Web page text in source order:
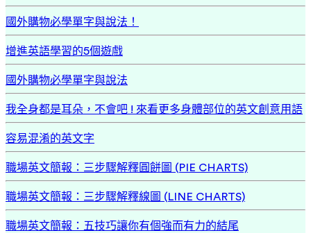
國外購物必學單字與說法！
增進英語學習的5個遊戲
國外購物必學單字與說法
我全身都是耳朵，不會吧 ! 來看更多身體部位的英文創意用語
容易混淆的英文字
職場英文簡報：三步驟解釋圓餅圖 (PIE CHARTS)
職場英文簡報：三步驟解釋線圖 (LINE CHARTS)
職場英文簡報：五技巧讓你有個強而有力的結尾